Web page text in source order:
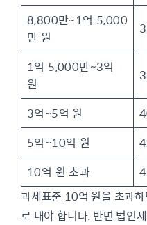
8,800만~1억 5,000
만 원
1억 5,000만~3억
원
3억~5억 원
5억~10억 원
10억 원 초과
과세표준 10억 원을 초과
로 내야 합니다. 반면 법인